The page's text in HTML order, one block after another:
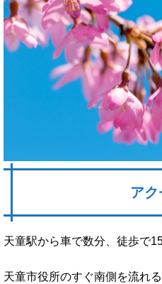
アク
天童駅から車で数分、徒歩で
天童市役所のすぐ南側を流れ